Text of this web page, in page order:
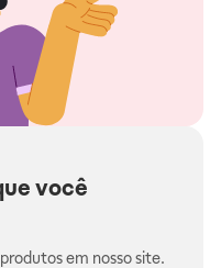
você
em nosso site.